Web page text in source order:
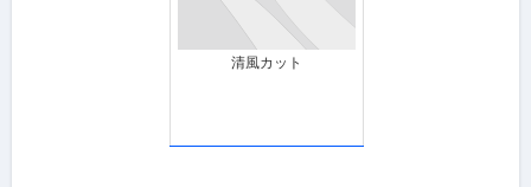
清風カット